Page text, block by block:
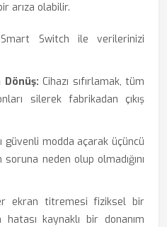
arıza olabilir.
Switch ile verilerinizi
Dönüş: Cihazı sıfırlamak, tüm
silerek fabrikadan çıkış
güvenli modda açarak üçüncü
neden olup olmadığını
ekran titremesi fiziksel bir
kaynaklı bir donanım